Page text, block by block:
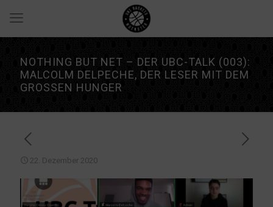
NOTHING BUT NET – DER UBC-TALK (003):
MALCOLM DELPECHE, DER LESER MIT DEM
GROSSEN HUNGER
22. Dezember 2020